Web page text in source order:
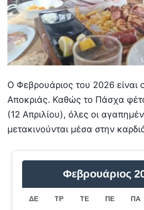
Ο Φεβρουάριος του 2026 είναι
Αποκριάς. Καθώς το Πάσχα
(12 Απριλίου), όλες οι
μετακινούνται μέσα στην
Φεβρουάριος
ΔΕ ΤΡ ΤΕ ΠΕ ΠΑ